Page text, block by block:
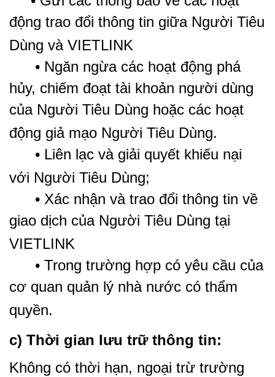
động trao đổi thông tin giữa Người Tiêu
Dùng và VIETLINK
• Ngăn ngừa các hoạt động phá
hủy, chiếm đoạt tài khoản người dùng
của Người Tiêu Dùng hoặc các hoạt
động giả mạo Người Tiêu Dùng.
• Liên lạc và giải quyết khiếu nại
với Người Tiêu Dùng;
• Xác nhận và trao đổi thông tin về
giao dịch của Người Tiêu Dùng tại
VIETLINK
• Trong trường hợp có yêu cầu của
cơ quan quản lý nhà nước có thẩm
quyền.
c) Thời gian lưu trữ thông tin:
Không có thời hạn, ngoại trừ trường